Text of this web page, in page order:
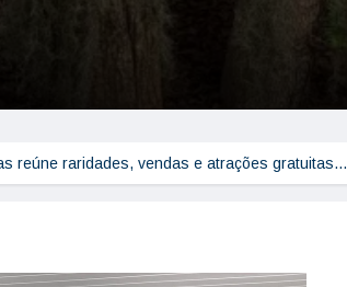
reúne raridades, vendas e atrações gratuitas…